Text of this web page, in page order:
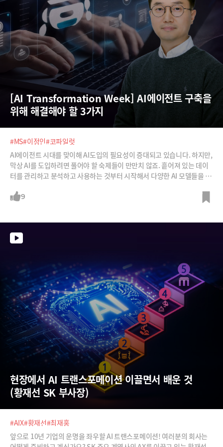
[AI Transformation Week] AI에이전트 구축을
위해 해결해야 할 3가지
#MS#이정인#코파일럿
AI에이전트 시대를 맞이해 AI도입의 필요성이 증대되고 있습니다. 하지만,
막상 AI를 도입하려면 풀어야 할 숙제들이 만만치 않죠. 흩어져 있는 데이
터를 관리하고 분석하고 사용하는 것부터 시작해서 다양한 AI 모델들을 적
기반으로 AI도입을 위한 다양한 기능들을 제공하고 있다고 하는데요, AI도
9
현장에서 AI 트랜스포메이션 이끌면서 배운 것
(황재선 SK 부사장)
#AIX#황재선#최재홍
앞으로 10년 기업의 운명을 좌우할 AI 트랜스포메이션! 여러분의 회사는